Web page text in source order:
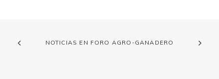
NOTICIAS EN FORO AGRO-GANADERO